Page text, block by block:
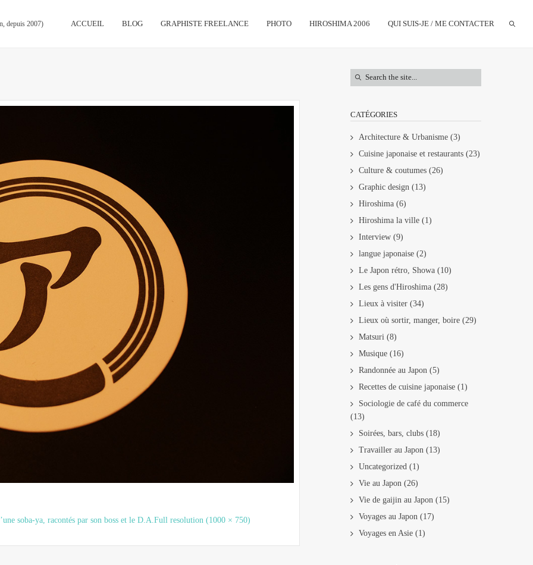
depuis 2007) ACCUEIL BLOG GRAPHISTE FREELANCE PHOTO HIROSHIMA 2006 QUI SUIS-JE / ME CONTACTER
soba-ya, racontés par son boss et le D.A. Full resolution (1000 × 750)
CATÉGORIES
Architecture & Urbanisme (3)
Cuisine japonaise et restaurants (23)
Culture & coutumes (26)
Graphic design (13)
Hiroshima (6)
Hiroshima la ville (1)
Interview (9)
langue japonaise (2)
Le Japon rétro, Showa (10)
Les gens d'Hiroshima (28)
Lieux à visiter (34)
Lieux où sortir, manger, boire (29)
Matsuri (8)
Musique (16)
Randonnée au Japon (5)
Recettes de cuisine japonaise (1)
Sociologie de café du commerce
(13)
Soirées, bars, clubs (18)
Travailler au Japon (13)
Uncategorized (1)
Vie au Japon (26)
Vie de gaijin au Japon (15)
Voyages au Japon (17)
Voyages en Asie (1)